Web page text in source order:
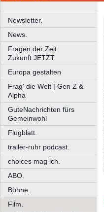
Newsletter.
News.
Fragen der Zeit
Zukunft JETZT
Europa gestalten
Frag' die Welt | Gen Z &
Alpha
GuteNachrichten fürs
Gemeinwohl
Flugblatt.
trailer-ruhr podcast.
choices mag ich.
ABO.
Bühne.
Film.